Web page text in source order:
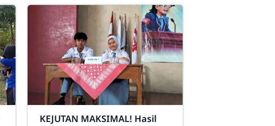
KEJUTAN MAKSIMAL! Hasil